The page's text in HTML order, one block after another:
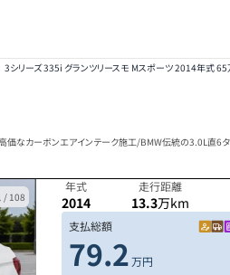
3シリーズ 335i グランツリースモ Mスポーツ 2014年式
なカーボンエアインテーク施工/BMW伝統の3.0L直6
/ 108
年式
2014
走行距離
13.3万km
支払総額
79.2万円